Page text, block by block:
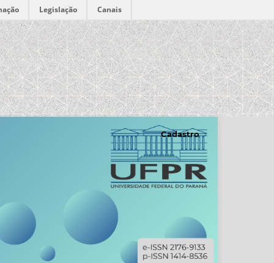
Legislação Canais
Cadastro